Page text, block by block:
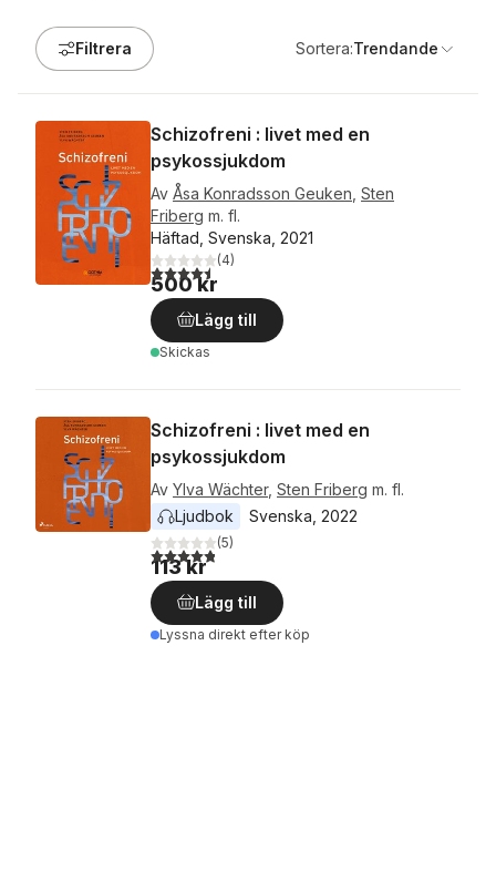
Filtrera Sortera:Trendande
Schizofreni : livet med en
psykossjukdom
Av Åsa Konradsson Geuken Sten
Friberg m. fl.
Häftad, Svenska, 2021
4,5utav 5 stjärnor. Totalt antal röster:
(4)
500 kr
Lägg till
Skickas
Schizofreni : livet med en
psykossjukdom
Av Ylva Wächter, Sten Friberg m. fl.
Ljudbok
Svenska 2022
4,8utav 5 stjärnor. Totalt antal röster:
(5)
113 kr
Lägg till
Lyssna direkt efter köp